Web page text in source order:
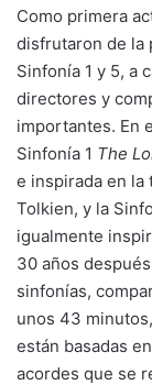
Como primera
disfrutaron de la
Sinfonía 1 y 5, a
directores y
importantes. En
Sinfonía 1 The
e inspirada en la
Tolkien, y la
igualmente
30 años
sinfonías,
unos 43
están basadas
acordes que se